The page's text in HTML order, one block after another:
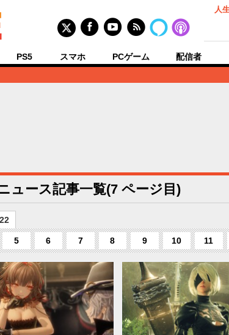
人
PS5 スマホ PCゲーム 配信者
ュース記事一覧(7 ページ目)
5 6 7 8 9 10 11